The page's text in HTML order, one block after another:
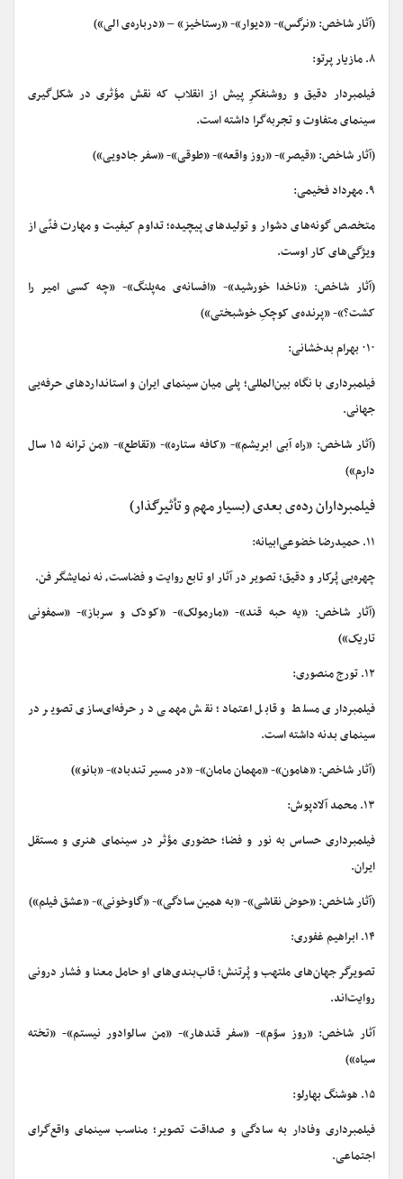
(آثار شاخص: «نرگس»- «دیوار»- «رستاخیز» – «درباره‌ی الی»)
۸. مازیار پرتو:
فیلمبردار دقیق و روشنفکرِ پیش از انقلاب که نقش مؤثری در شکل‌گیری
سینمای متفاوت و تجربه‌گرا داشته است.
(آثار شاخص: «قیصر»- «روز واقعه»- «طوقی»- «سفر جادویی»)
۹. مهرداد فخیمی:
متخصص گونه‌های دشوار و تولیدهای پیچیده؛ تداوم کیفیت و مهارت فنّی از
ویژگی‌های کار اوست.
(آثار شاخص: «ناخدا خورشید»- «افسانه‌ی مه‌پلنگ»- «چه کسی امیر را
کشت؟»- «پرنده‌ی کوچکِ خوشبختی»)
۰۱۰ بهرام بدخشانی:
فیلمبرداری با نگاه بین‌المللی؛ پلی میان سینمای ایران و استانداردهای حرفه‌یی
جهانی.
(آثار شاخص: «راه آبی ابریشم»- «کافه ستاره»- «تقاطع»- «من ترانه ۱۵ سال
دارم»)
فیلمبرداران رده‌ی بعدی (بسیار مهم و تأثیرگذار)
۱۱. حمیدرضا خضوعی‌ابیانه:
چهره‌یی پُرکار و دقیق؛ تصویر در آثار او تابع روایت و فضاست، نه نمایشگر فن.
(آثار شاخص: «یه حبه قند»- «مارمولک»- «کودک و سرباز»- «سمفونی
تاریک»)
۱۲. تورج منصوری:
فیلمبرداری مسلط و قابل اعتماد؛ نقش مهمی در حرفه‌ای‌سازی تصویر در
سینمای بدنه داشته است.
(آثار شاخص: «هامون»- «مهمان مامان»- «در مسیر تندباد»- «بانو»)
۱۳. محمد آلادپوش:
فیلمبرداری حساس به نور و فضا؛ حضوری مؤثر در سینمای هنری و مستقل
ایران.
(آثار شاخص: «حوض نقاشی»- «به همین سادگی»- «گاوخونی»- «عشق فیلم»)
۱۴. ابراهیم غفوری:
تصویرگر جهان‌های ملتهب و پُرتنش؛ قاب‌بندی‌های او حامل معنا و فشار درونی
روایت‌اند.
آثار شاخص: «روز سوّم»- «سفر قندهار»- «من سالوادور نیستم»- «تخته‌
سیاه»)
۱۵. هوشنگ بهارلو:
فیلمبرداری وفادار به سادگی و صداقت تصویر؛ مناسب سینمای واقع‌گرای
اجتماعی.